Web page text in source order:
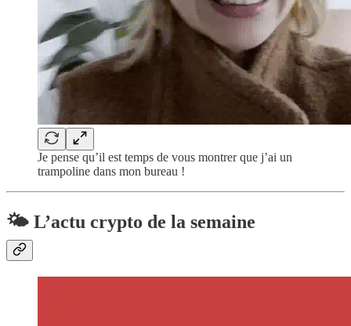
Je pense qu’il est temps de vous montrer que j’ai un
trampoline dans mon bureau !
🌤️ L’actu crypto de la semaine